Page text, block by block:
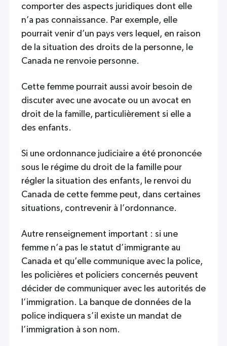
comporter des aspects juridiques dont elle
n’a pas connaissance. Par exemple, elle
pourrait venir d’un pays vers lequel, en raison
de la situation des droits de la personne, le
Canada ne renvoie personne.
Cette femme pourrait aussi avoir besoin de
discuter avec une avocate ou un avocat en
droit de la famille, particulièrement si elle a
des enfants.
Si une ordonnance judiciaire a été prononcée
sous le régime du droit de la famille pour
régler la situation des enfants, le renvoi du
Canada de cette femme peut, dans certaines
situations, contrevenir à l’ordonnance.
Autre renseignement important : si une
femme n’a pas le statut d’immigrante au
Canada et qu’elle communique avec la police,
les policières et policiers concernés peuvent
décider de communiquer avec les autorités de
l’immigration. La banque de données de la
police indiquera s’il existe un mandat de
l’immigration à son nom.